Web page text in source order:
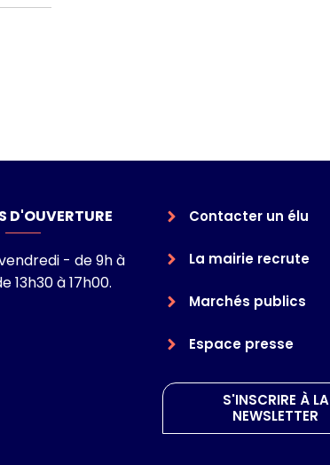
D'OUVERTURE
- de 9h à
13h30 à 17h00.
Contacter un élu
La mairie recrute
Marchés publics
Espace presse
S'INSCRIRE À LA
NEWSLETTER